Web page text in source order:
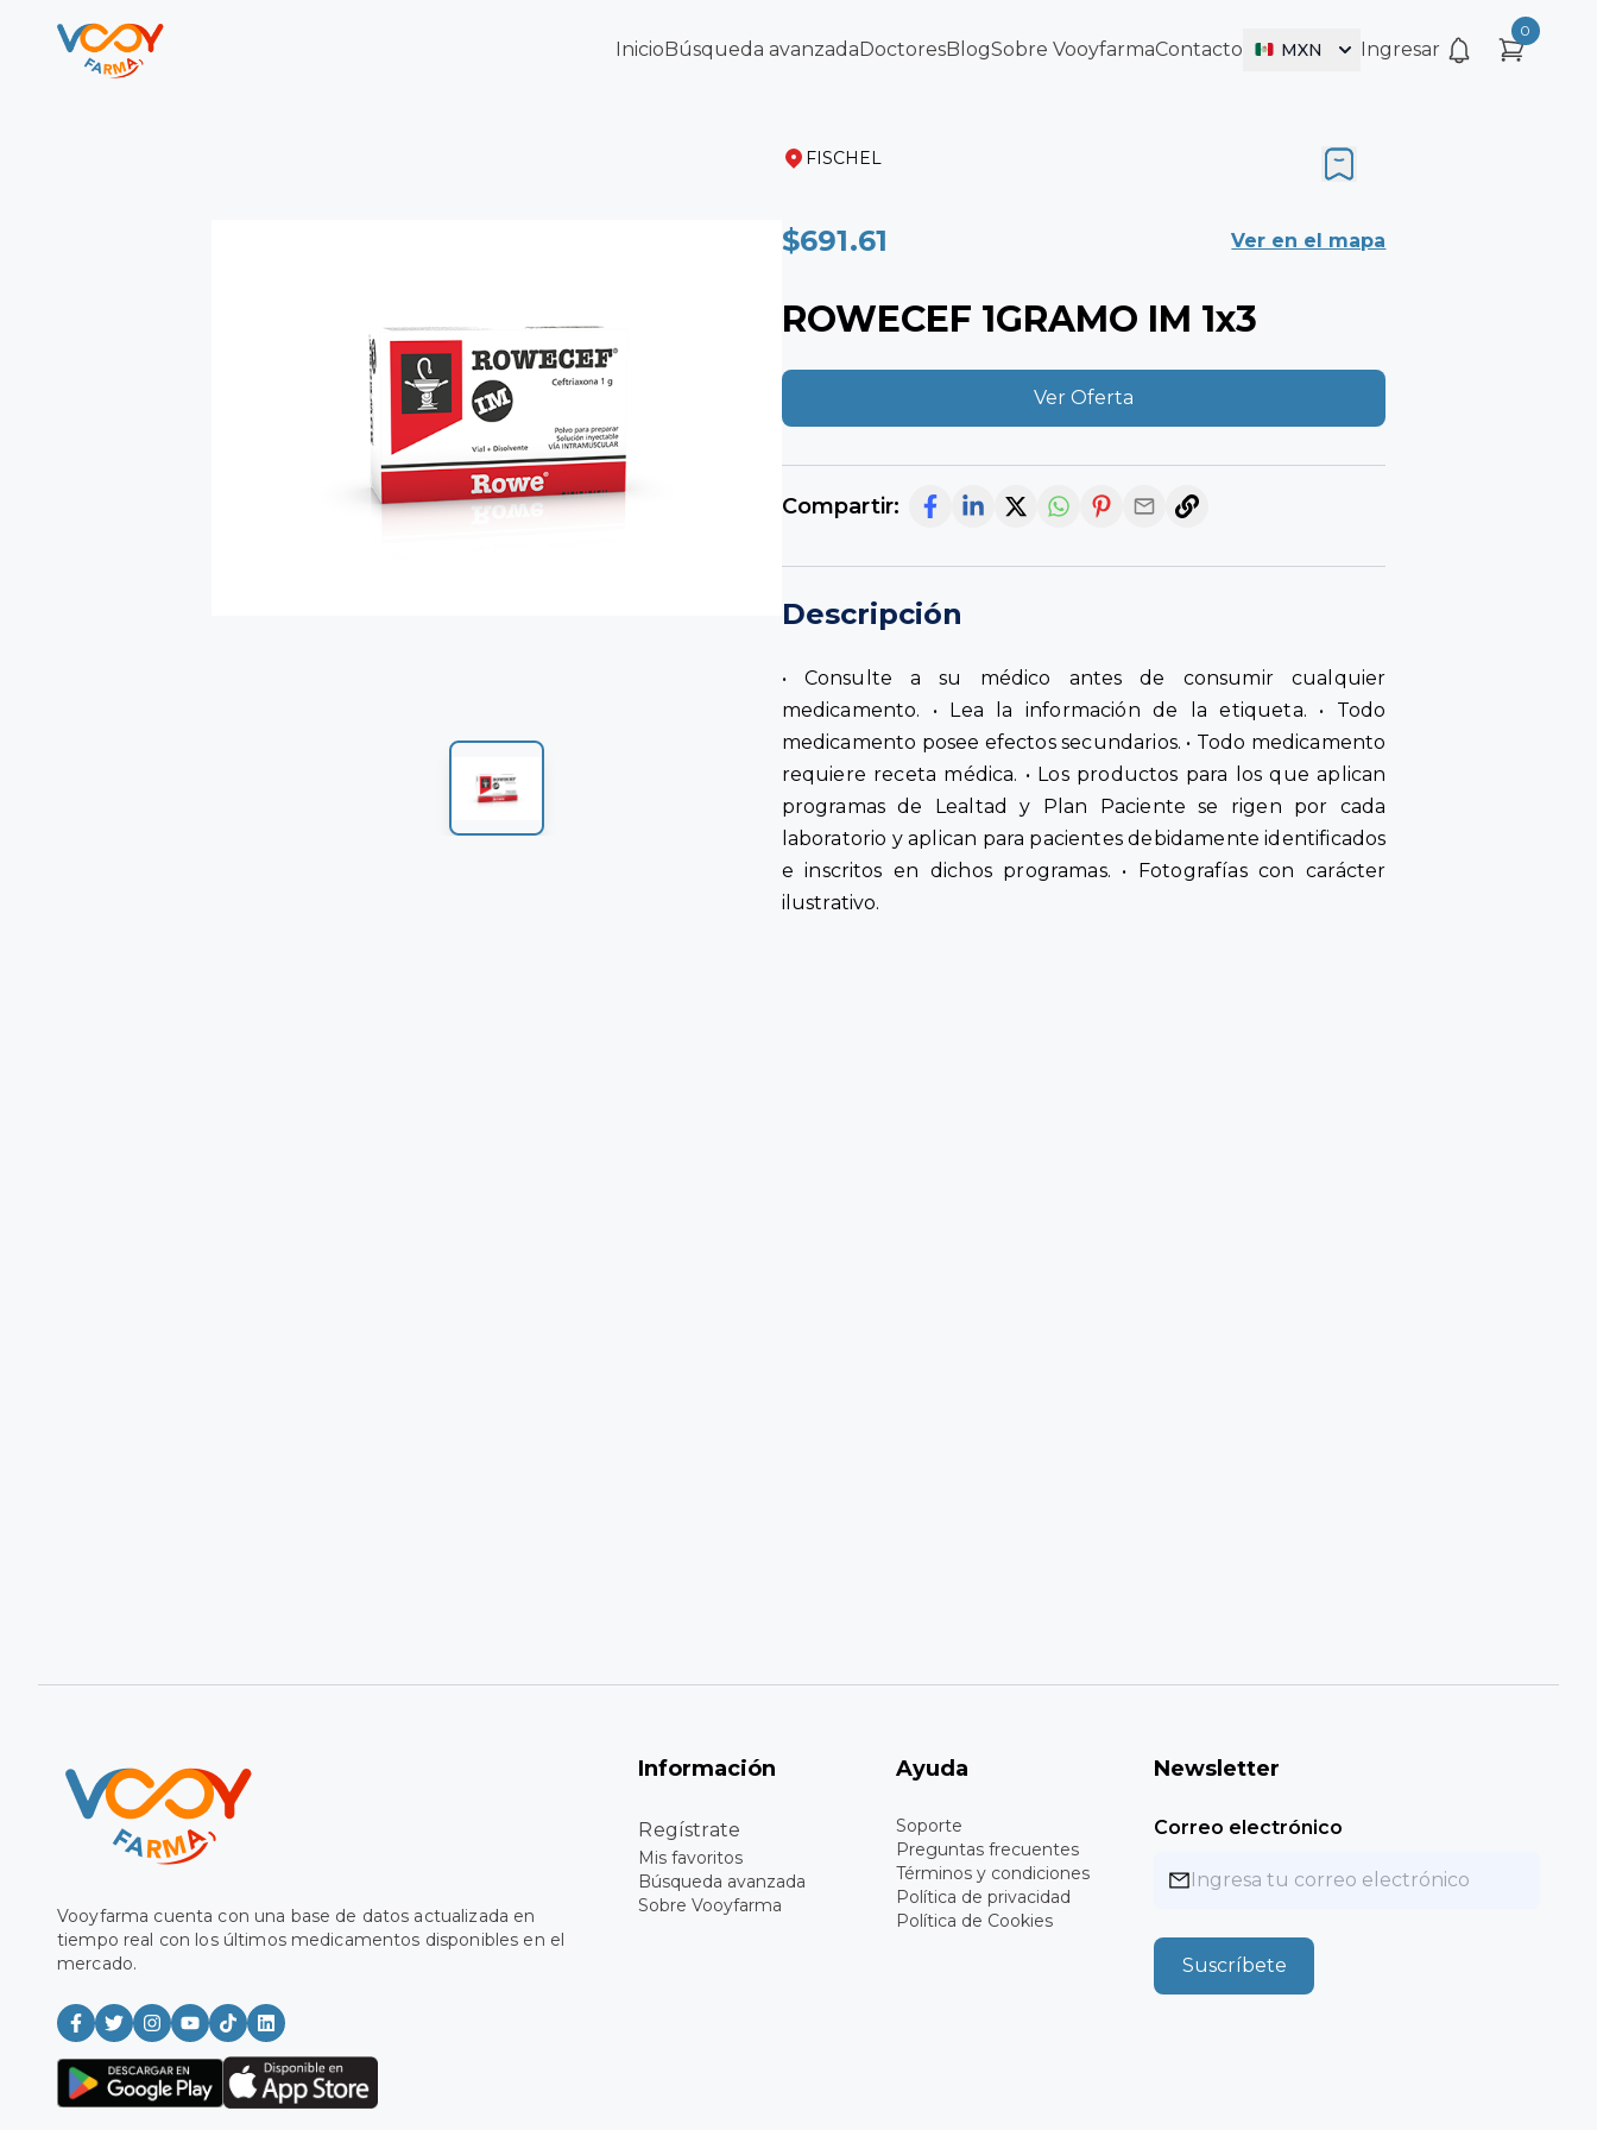
InicioBúsqueda avanzadaDoctoresBlogSobre VooyfarmaContacto MXN Ingresar
0
FISCHEL
$691.61 Ver en el mapa
ROWECEF 1GRAMO IM 1x3
Ver Oferta
Compartir:
Descripción
• Consulte a su médico antes de consumir cualquier
medicamento. • Lea la información de la etiqueta. • Todo
medicamento posee efectos secundarios. • Todo medicamento
requiere receta médica. • Los productos para los que aplican
programas de Lealtad y Plan Paciente se rigen por cada
laboratorio y aplican para pacientes debidamente identificados
e inscritos en dichos programas. • Fotografías con carácter
ilustrativo.
Vooyfarma cuenta con una base de datos actualizada en
tiempo real con los últimos medicamentos disponibles en el
mercado.
Información
Regístrate
Mis favoritos
Búsqueda avanzada
Sobre Vooyfarma
Ayuda
Soporte
Preguntas frecuentes
Términos y condiciones
Política de privacidad
Política de Cookies
Newsletter
Correo electrónico
Suscríbete